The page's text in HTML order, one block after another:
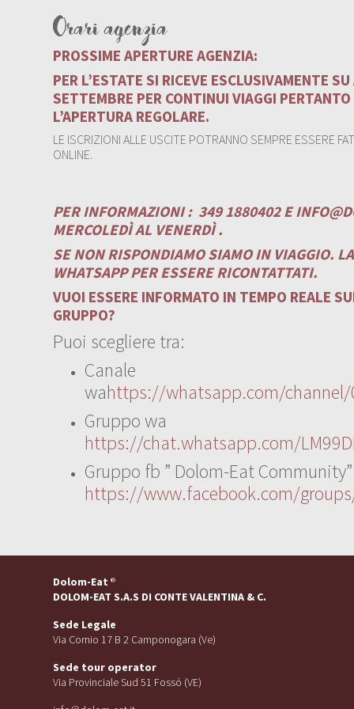
Orari agenzia
PROSSIME APERTURE AGENZIA:
PER L’ESTATE SI RICEVE ESCLUSIVAMENTE
SETTEMBRE PER CONTINUI VIAGGI
L’APERTURA REGOLARE.
LE ISCRIZIONI ALLE USCITE POTRANNO SEMPRE ESSERE
ONLINE.
PER INFORMAZIONI : 349 1880402 E
MERCOLEDÌ AL VENERDÌ .
SE NON RISPONDIAMO SIAMO IN VIAGGIO.
WHATSAPP PER ESSERE RICONTATTATI.
VUOI ESSERE INFORMATO IN TEMPO REALE
GRUPPO?
Puoi scegliere tra:
Canale
wahttps://whatsapp.com/channel/
Gruppo wa
https://chat.whatsapp.com/
Gruppo fb ” Dolom-Eat Community”
https://www.facebook.com/
Dolom-Eat ®
DOLOM-EAT S.A.S DI CONTE VALENTINA & C.
Sede Legale
Via Cornio 17 B 2 Camponogara (Ve)
Sede tour operator
Via Provinciale Sud 51 Fossó (VE)